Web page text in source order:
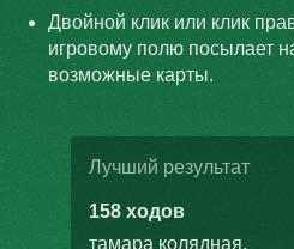
Двойной клик или клик
игровому полю посылает
возможные карты.
Лучший результат
158 ходов
тамара колядная.